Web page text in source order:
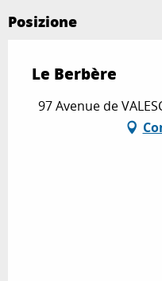
Posizione
Le Berbère
97 Avenue de